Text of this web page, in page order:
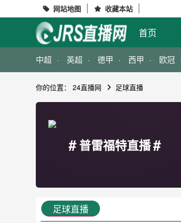
 网站地图  收藏本站
首页
中超 英超 德甲 西甲 欧冠
你的位置： 24直播网 足球直播
#普雷福特直播#
足球直播